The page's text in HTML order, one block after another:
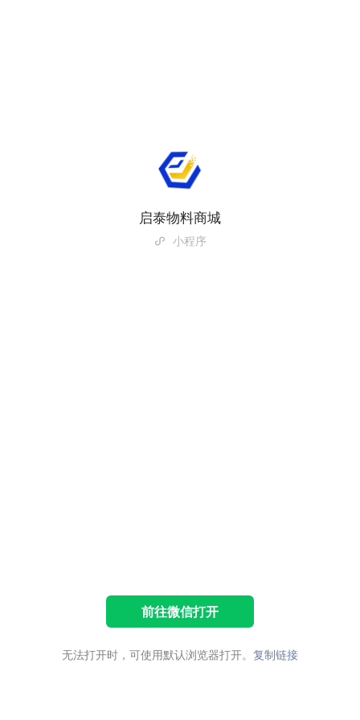
启泰物料商城
小程序
前往微信打开
无法打开时，可使用默认浏览器打开。 复制链接